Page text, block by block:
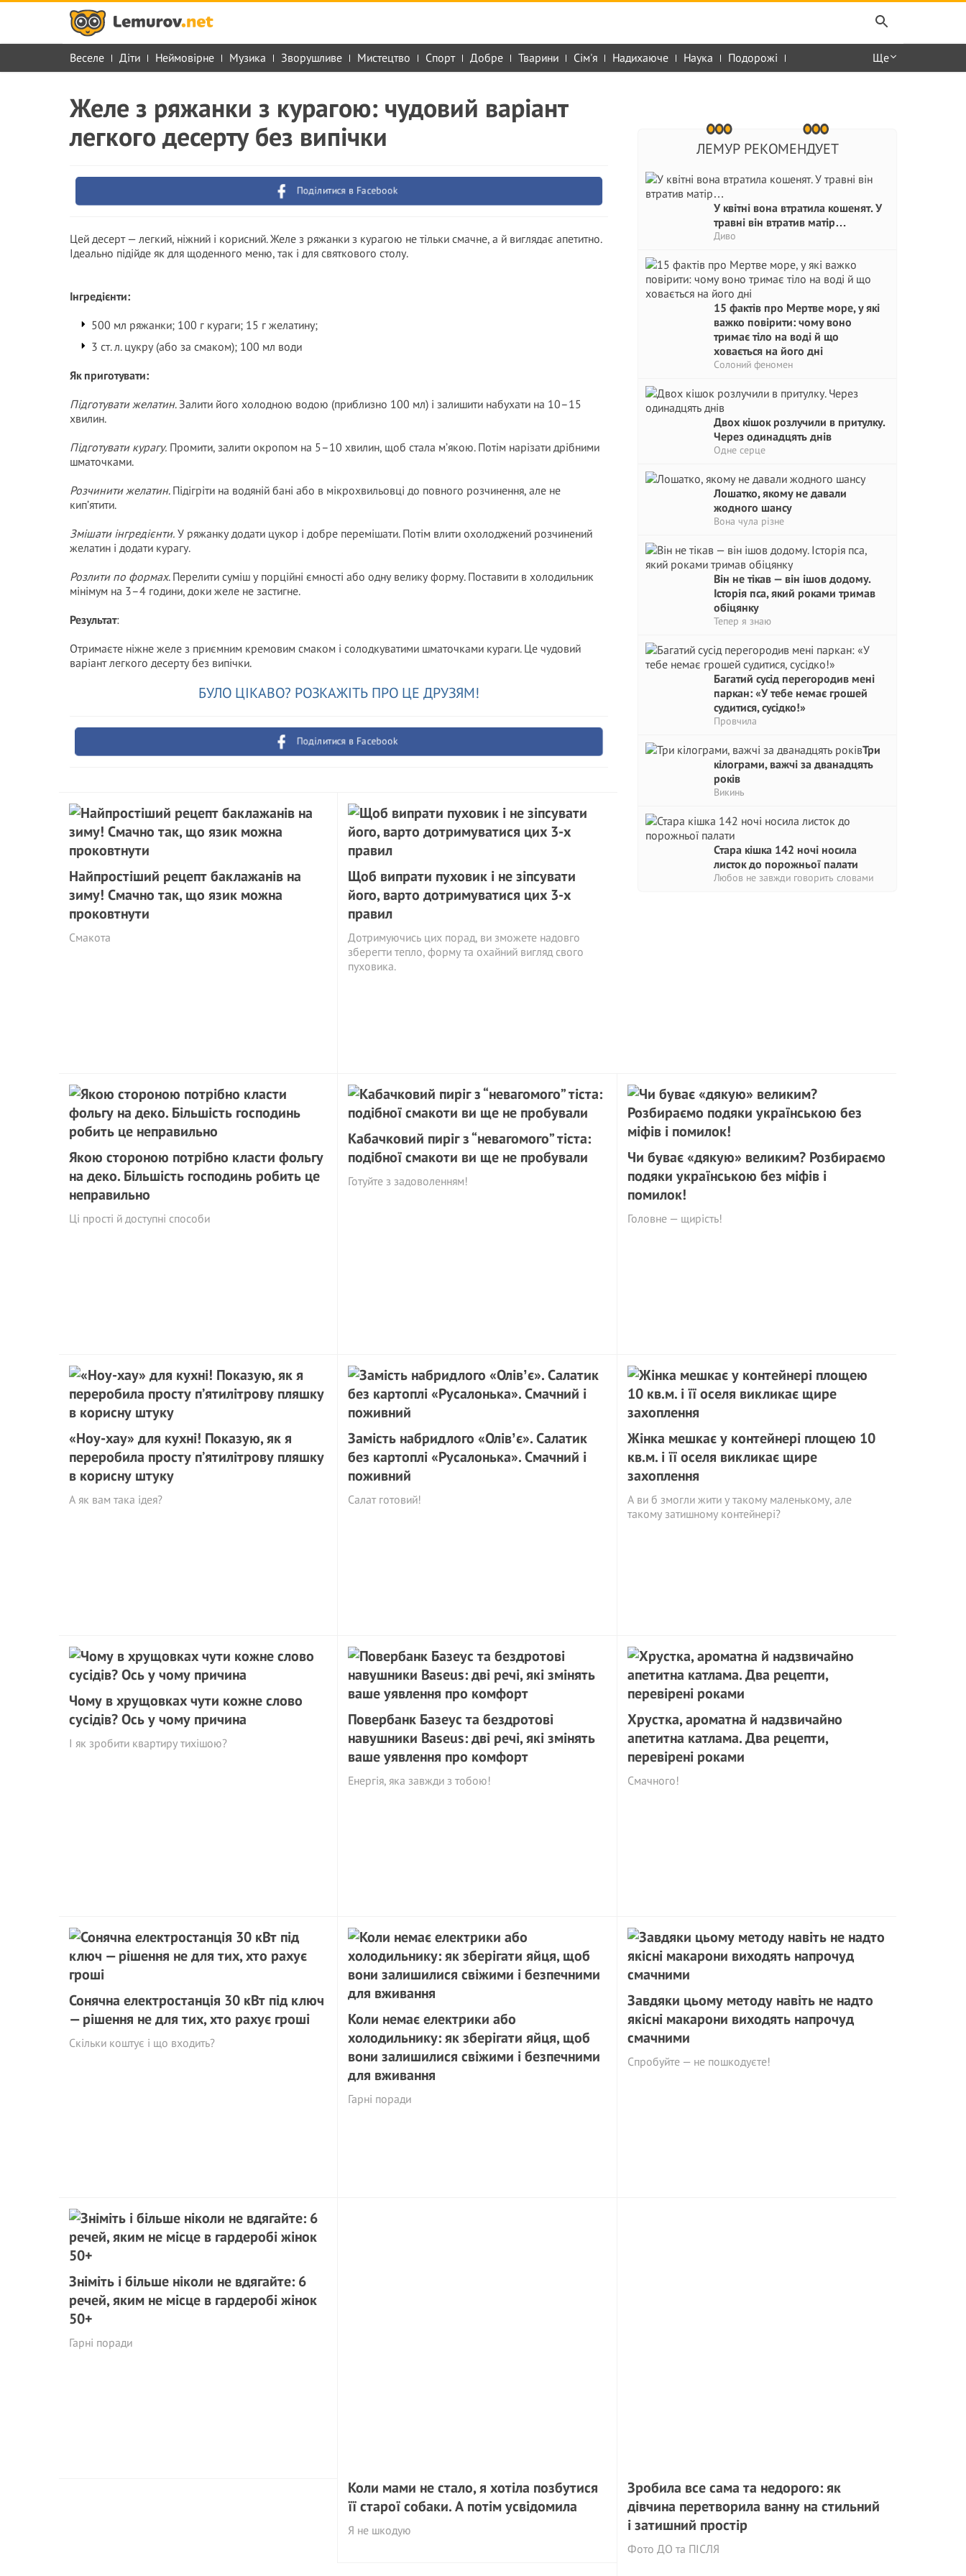
Веселе Діти Неймовірне Музика Зворушливе Мистецтво Спорт Добре Тварини Сім'я Надихаюче Наука Подорожі Ще
ЛЕМУР РЕКОМЕНДУЕТ
У квітні вона втратила кошенят. У
травні він втратив матір…
Диво
15 фактів про Мертве море, у які
важко повірити: чому воно
тримає тіло на воді й що
ховається на його дні
Солоний феномен
Двох кішок розлучили в притулку.
Через одинадцять днів
Одне серце
Лошатко, якому не давали
жодного шансу
Вона чула різне
Він не тікав — він ішов додому.
Історія пса, який роками тримав
обіцянку
Тепер я знаю
Багатий сусід перегородив мені
паркан: «У тебе немає грошей
судитися, сусідко!»
Провчила
Три
кілограми, важчі за дванадцять
років
Викинь
Стара кішка 142 ночі носила
листок до порожньої палати
Любов не завжди говорить словами
Желе з ряжанки з курагою: чудовий варіант
легкого десерту без випічки
Поділитися в Facebook
Цей десерт — легкий, ніжний і корисний. Желе з ряжанки з курагою не тільки смачне, а й виглядає апетитно.
Ідеально підійде як для щоденного меню, так і для святкового столу.
Інгредієнти:
500 мл ряжанки; 100 г кураги; 15 г желатину;
3 ст. л. цукру (або за смаком); 100 мл води
Як приготувати:
Підготувати желатин. Залити його холодною водою (приблизно 100 мл) і залишити набухати на 10–15
хвилин.
Підготувати курагу. Промити, залити окропом на 5–10 хвилин, щоб стала м’якою. Потім нарізати дрібними
шматочками.
Розчинити желатин. Підігріти на водяній бані або в мікрохвильовці до повного розчинення, але не
кип’ятити.
Змішати інгредієнти. У ряжанку додати цукор і добре перемішати. Потім влити охолоджений розчинений
желатин і додати курагу.
Розлити по формах. Перелити суміш у порційні ємності або одну велику форму. Поставити в холодильник
мінімум на 3–4 години, доки желе не застигне.
Результат:
Отримаєте ніжне желе з приємним кремовим смаком і солодкуватими шматочками кураги. Це чудовий
варіант легкого десерту без випічки.
БУЛО ЦІКАВО? РОЗКАЖІТЬ ПРО ЦЕ ДРУЗЯМ!
Поділитися в Facebook
Найпростіший рецепт баклажанів на
зиму! Смачно так, що язик можна
проковтнути
Смакота
Щоб випрати пуховик і не зіпсувати
його, варто дотримуватися цих 3-х
правил
Дотримуючись цих порад, ви зможете надовго
зберегти тепло, форму та охайний вигляд свого
пуховика.
Якою стороною потрібно класти фольгу
на деко. Більшість господинь робить це
неправильно
Ці прості й доступні способи
Кабачковий пиріг з “невагомого” тіста:
подібної смакоти ви ще не пробували
Готуйте з задоволенням!
Чи буває «дякую» великим? Розбираємо
подяки українською без міфів і
помилок!
Головне — щирість!
«Ноу-хау» для кухні! Показую, як я
переробила просту п’ятилітрову пляшку
в корисну штуку
А як вам така ідея?
Замість набридлого «Олівʼє». Салатик
без картоплі «Русалонька». Смачний і
поживний
Салат готовий!
Жінка мешкає у контейнері площею 10
кв.м. і її оселя викликає щире
захоплення
А ви б змогли жити у такому маленькому, але
такому затишному контейнері?
Чому в хрущовках чути кожне слово
сусідів? Ось у чому причина
І як зробити квартиру тихішою?
Повербанк Базеус та бездротові
навушники Baseus: дві речі, які змінять
ваше уявлення про комфорт
Енергія, яка завжди з тобою!
Хрустка, ароматна й надзвичайно
апетитна катлама. Два рецепти,
перевірені роками
Смачного!
Сонячна електростанція 30 кВт під ключ
— рішення не для тих, хто рахує гроші
Скільки коштує і що входить?
Коли немає електрики або
холодильнику: як зберігати яйця, щоб
вони залишилися свіжими і безпечними
для вживання
Гарні поради
Завдяки цьому методу навіть не надто
якісні макарони виходять напрочуд
смачними
Спробуйте — не пошкодуєте!
Зніміть і більше ніколи не вдягайте: 6
речей, яким не місце в гардеробі жінок
50+
Гарні поради
Коли мами не стало, я хотіла позбутися
її старої собаки. А потім усвідомила
Я не шкодую
Зробила все сама та недорого: як
дівчина перетворила ванну на стильний
і затишний простір
Фото ДО та ПІСЛЯ